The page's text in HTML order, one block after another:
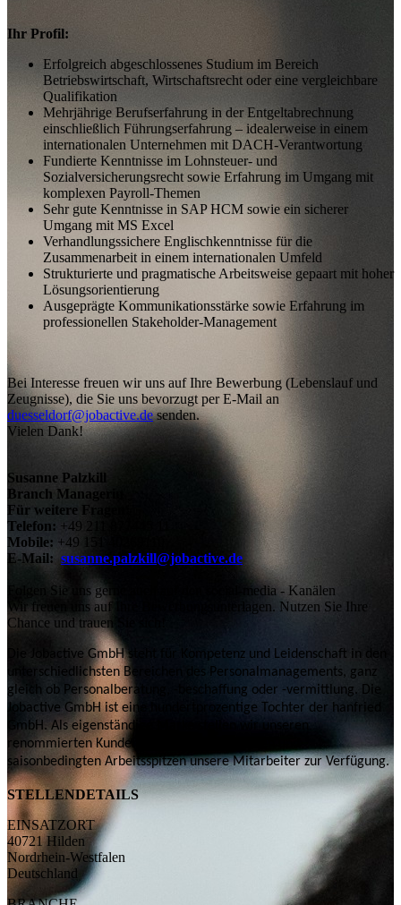
Ihr Profil:
Erfolgreich abgeschlossenes Studium im Bereich
Betriebswirtschaft, Wirtschaftsrecht oder eine vergleichbare
Qualifikation
Mehrjährige Berufserfahrung in der Entgeltabrechnung
einschließlich Führungserfahrung – idealerweise in einem
internationalen Unternehmen mit DACH-Verantwortung
Fundierte Kenntnisse im Lohnsteuer- und
Sozialversicherungsrecht sowie Erfahrung im Umgang mit
komplexen Payroll-Themen
Sehr gute Kenntnisse in SAP HCM sowie ein sicherer
Umgang mit MS Excel
Verhandlungssichere Englischkenntnisse für die
Zusammenarbeit in einem internationalen Umfeld
Strukturierte und pragmatische Arbeitsweise gepaart mit hoher
Lösungsorientierung
Ausgeprägte Kommunikationsstärke sowie Erfahrung im
professionellen Stakeholder-Management
Bei Interesse freuen wir uns auf Ihre Bewerbung (Lebenslauf und
Zeugnisse), die Sie uns bevorzugt per E-Mail an
duesseldorf@jobactive.desenden.
Vielen Dank!
Susanne Palzkill
Branch Managerin
Für weitere Fragen:
Telefon: +49 211 877445 11
Mobile: +49 151 40269110
E-Mail: susanne.palzkill@jobactive.de
Folgen Sie uns gerne auch auf den social-media - Kanälen
Wir freuen uns auf Ihre Bewerbungsunterlagen. Nutzen Sie Ihre
Chance und trauen Sie sich!
Die Jobactive GmbH steht für Kompetenz und Leidenschaft in den
unterschiedlichsten Bereichen des Personalmanagements, ganz
gleich ob Personalberatung, -beschaffung oder -vermittlung. Die
Jobactive GmbH ist eine hundertprozentige Tochter der hanfried
GmbH. Als eigenständige Marke stellen wir unseren
renommierten Kunden bei Personalengpässen und
saisonbedingten Arbeitsspitzen unsere Mitarbeiter zur Verfügung.
STELLENDETAILS
EINSATZORT
40721 Hilden
Nordrhein-Westfalen
Deutschland